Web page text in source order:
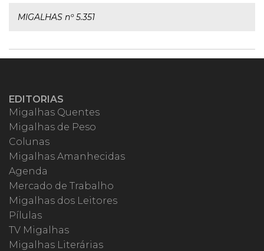
MIGALHAS nº 5.351
EDITORIAS
Migalhas Quentes
Migalhas de Peso
Colunas
Migalhas Amanhecidas
Agenda
Mercado de Trabalho
Migalhas dos Leitores
Pílulas
TV Migalhas
Migalhas Literárias